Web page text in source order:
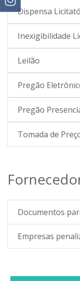
Dispensa
Inexigibilidade
Leilão
Pregão
Pregão
Tomada de
Documentos
Empresas